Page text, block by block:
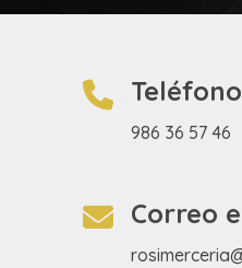
Teléfono
986 36 57 46
Correo